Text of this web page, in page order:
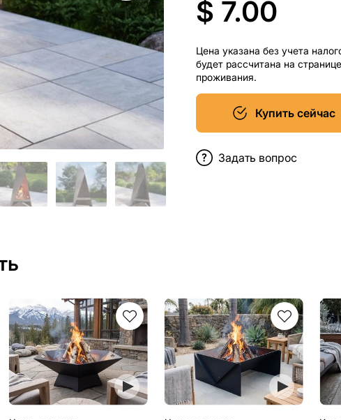
$ 7.00
Цена указана без учета
будет рассчитана на
проживания.
Купить сейчас
Задать вопрос